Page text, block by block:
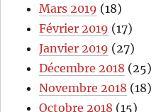
Mars 2019 (18)
Février 2019 (17)
Janvier 2019 (27)
Décembre 2018 (25)
Novembre 2018 (18)
Octobre 2018 (15)